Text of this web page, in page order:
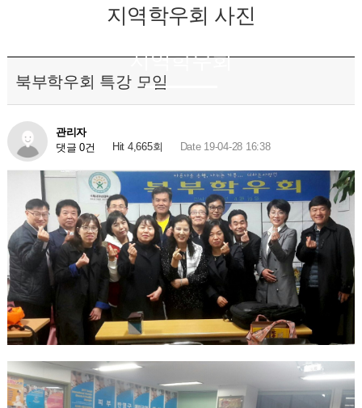
지역학우회
지역학우회 사진
북부학우회 특강 모임
관리자
댓글 0건
Hit 4,665회 Date 19-04-28 16:38